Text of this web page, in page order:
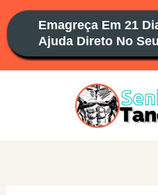
para
conteúdo
Emagreça Em 21
Ajuda Direto No